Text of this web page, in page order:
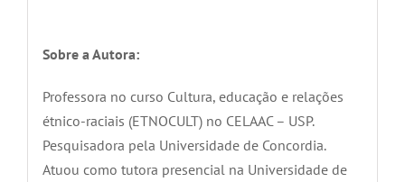
Sobre a Autora:
Professora no curso Cultura, educação e relações
étnico-raciais (ETNOCULT) no CELAAC – USP.
Pesquisadora pela Universidade de Concordia.
Atuou como tutora presencial na Universidade de